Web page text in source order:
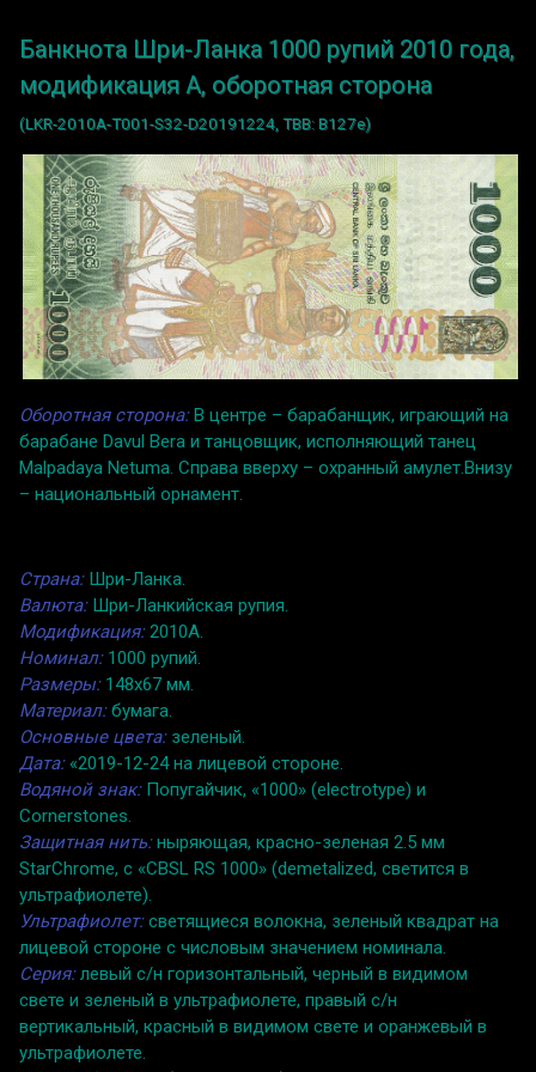
Банкнота Шри-Ланка 1000 рупий 2010 года,
модификация A, оборотная сторона
(LKR-2010A-T001-S32-D20191224, TBB: B127e)
Оборотная сторона:В центре – барабанщик, играющий на
барабане Davul Bera и танцовщик, исполняющий танец
Malpadaya Netuma. Справа вверху – охранный амулет.Внизу
– национальный орнамент.
Страна:Шри-Ланка.
Валюта:Шри-Ланкийская рупия.
Модификация:2010A.
Номинал:1000 рупий.
Размеры:148x67 мм.
Материал:бумага.
Основные цвета:зеленый.
Дата:«2019-12-24 на лицевой стороне.
Водяной знак:Попугайчик, «1000» (electrotype) и
Cornerstones.
Защитная нить:ныряющая, красно-зеленая 2.5 мм
StarChrome, с «CBSL RS 1000» (demetalized, светится в
ультрафиолете).
Ультрафиолет:светящиеся волокна, зеленый квадрат на
лицевой стороне с числовым значением номинала.
Серия:левый с/н горизонтальный, черный в видимом
свете и зеленый в ультрафиолете, правый с/н
вертикальный, красный в видимом свете и оранжевый в
ультрафиолете.